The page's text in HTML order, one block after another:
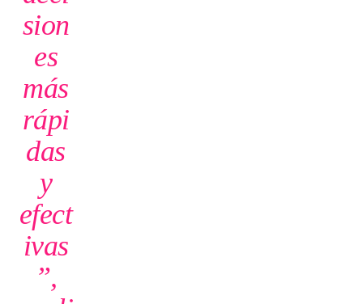
sion
es
más
rápi
das
y
efect
ivas
”,